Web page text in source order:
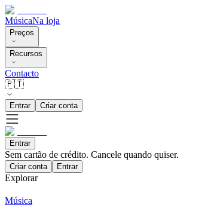
MúsicaNa loja
Preços
Recursos
Contacto
🇵🇹
Entrar Criar conta
Entrar
Sem cartão de crédito. Cancele quando quiser.
Criar conta Entrar
Explorar
Música